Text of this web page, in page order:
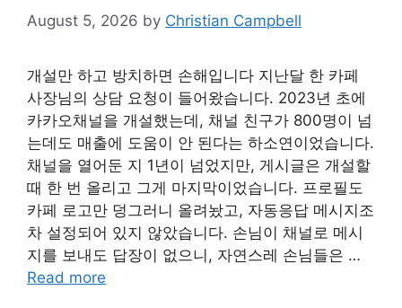
August 5, 2026 by Christian Campbell
개설만 하고 방치하면 손해입니다 지난달 한 카페
사장님의 상담 요청이 들어왔습니다. 2023년 초에
카카오채널을 개설했는데, 채널 친구가 800명이 넘
는데도 매출에 도움이 안 된다는 하소연이었습니다.
채널을 열어둔 지 1년이 넘었지만, 게시글은 개설할
때 한 번 올리고 그게 마지막이었습니다. 프로필도
카페 로고만 덩그러니 올려놨고, 자동응답 메시지조
차 설정되어 있지 않았습니다. 손님이 채널로 메시
지를 보내도 답장이 없으니, 자연스레 손님들은 …
Read more